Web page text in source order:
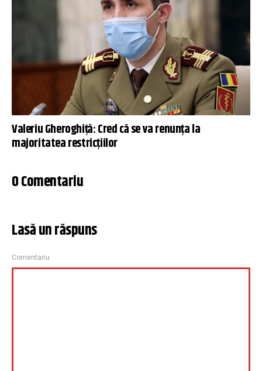
Valeriu Gheroghiță: Cred că se va renunţa la
majoritatea restricţiilor
0 Comentariu
Lasă un răspuns
Comentariu